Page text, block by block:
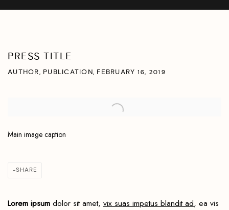
PRESS TITLE
AUTHOR, PUBLICATION, FEBRUARY 16, 2019
Open a larger version of the following image in a popup:
Main image caption
SHARE
Lorem ipsum dolor sit amet, vix suas impetus blandit ad, ea vis